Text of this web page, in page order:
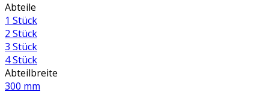
Abteile
1 Stück
2 Stück
3 Stück
4 Stück
Abteilbreite
300 mm